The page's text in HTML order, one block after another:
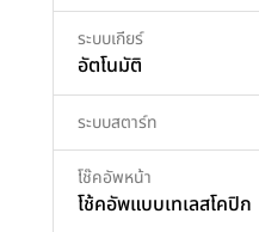
ระบบเกียร์
อัตโนมัติ
ระบบสตาร์ท
โช๊คอัพหน้า
โช้คอัพแบบเทเลสโคปิก